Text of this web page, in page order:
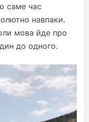
саме час
навпаки.
мова йде про
до одного.